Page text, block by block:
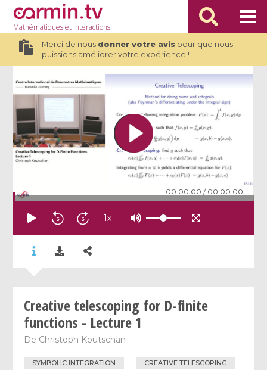
Mathématiqueset Interactions
Merci de nous donner votre avispour que nous
puissions améliorer votre expérience !
00:00:00 / 00:00:00
1x
Creative telescoping for D-finite
functions - Lecture 1
De Christoph Koutschan
SYMBOLIC INTEGRATION CREATIVE TELESCOPING